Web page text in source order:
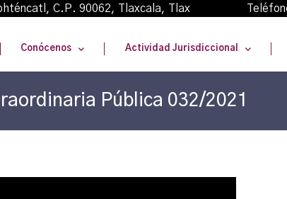
C.P. 90062, Tlaxcala, Tlax
Conócenos Actividad Jurisdiccional
Pública 032/2021